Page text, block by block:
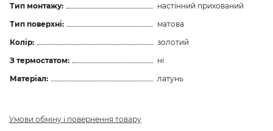
Тип монтажу:
настінний прихований
Тип поверхні:
матова
Колір:
золотий
З термостатом:
ні
Матеріал:
латунь
Умови обміну і повернення товару